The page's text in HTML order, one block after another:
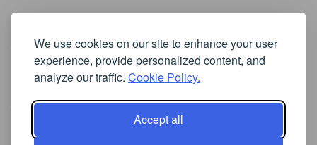
We use cookies on our site to enhance your user
experience, provide personalized content, and
analyze our traffic. Cookie Policy.
Accept all
Useful Links
Cookie Policy
Privacy Policy
Iscriviti alla Newsletter